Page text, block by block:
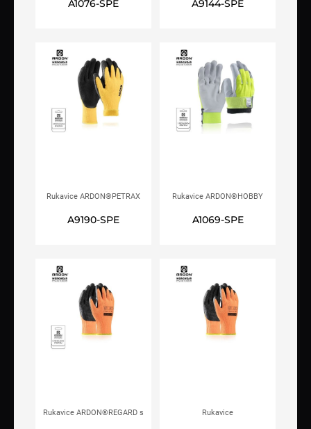
kartončićem
A1076-SPE A9144-SPE
Rukavice ARDON®PETRAX
A9190-SPE
Rukavice ARDON®HOBBY
kartončićem
A1069-SPE
Rukavice ARDON®REGARD s
Rukavice